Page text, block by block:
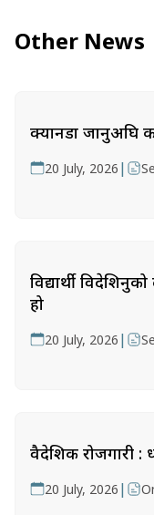
Other News
क्यानडा जानुअघि
20 July, 2026 |
विद्यार्थी
हो
20 July, 2026 |
वैदेशिक रोजगारी
20 July, 2026 |